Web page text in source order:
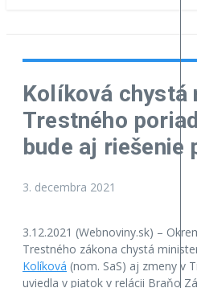
Kolíková chystá
Trestného
bude aj riešenie
3. decembra 2021
3.12.2021 (Webnoviny.sk) –
Trestného zákona chystá
Kolíková (nom. SaS) aj zmeny v
uviedla v piatok v relácii Braňo